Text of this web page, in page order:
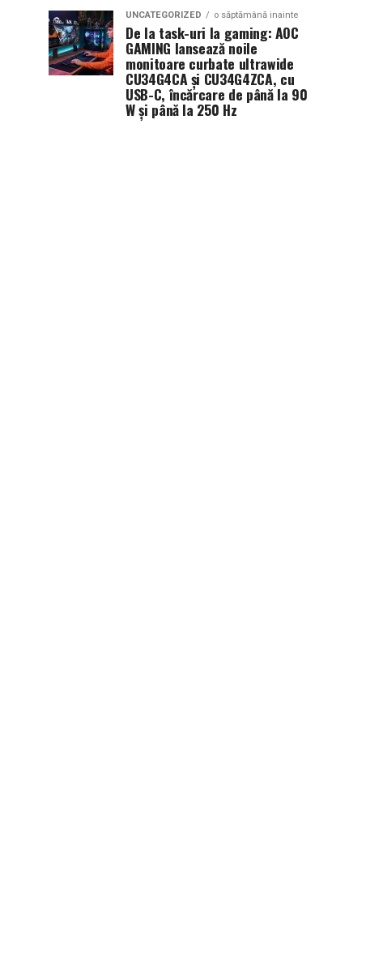
UNCATEGORIZED o săptămână inainte
De la task-uri la gaming: AOC
GAMING lansează noile
monitoare curbate ultrawide
CU34G4CA și CU34G4ZCA, cu
USB-C, încărcare de până la 90
W și până la 250 Hz